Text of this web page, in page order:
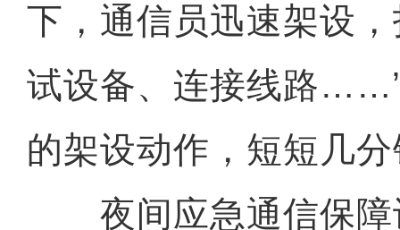
下，通信员迅速架设
试设备、连接线路
的架设动作，短短几
夜间应急通信保障